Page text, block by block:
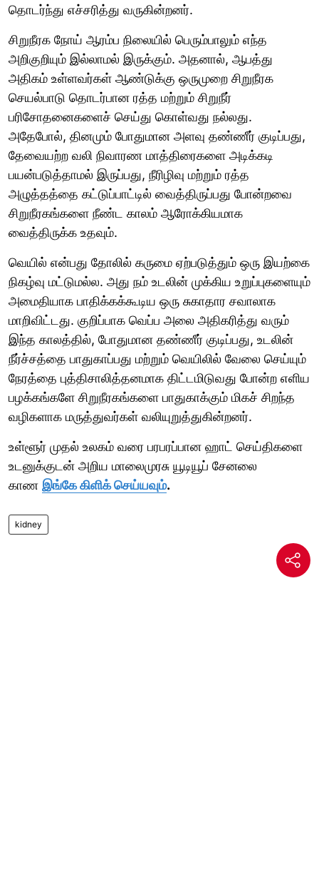
தொடர்ந்து எச்சரித்து வருகின்றனர்.
சிறுநீரக நோய் ஆரம்ப நிலையில் பெரும்பாலும் எந்த
அறிகுறியும் இல்லாமல் இருக்கும். அதனால், ஆபத்து
அதிகம் உள்ளவர்கள் ஆண்டுக்கு ஒருமுறை சிறுநீரக
செயல்பாடு தொடர்பான ரத்த மற்றும் சிறுநீர்
பரிசோதனைகளைச் செய்து கொள்வது நல்லது.
அதேபோல், தினமும் போதுமான அளவு தண்ணீர் குடிப்பது,
தேவையற்ற வலி நிவாரண மாத்திரைகளை அடிக்கடி
பயன்படுத்தாமல் இருப்பது, நீரிழிவு மற்றும் ரத்த
அழுத்தத்தை கட்டுப்பாட்டில் வைத்திருப்பது போன்றவை
சிறுநீரகங்களை நீண்ட காலம் ஆரோக்கியமாக
வைத்திருக்க உதவும்.
வெயில் என்பது தோலில் கருமை ஏற்படுத்தும் ஒரு இயற்கை
நிகழ்வு மட்டுமல்ல. அது நம் உடலின் முக்கிய உறுப்புகளையும்
அமைதியாக பாதிக்கக்கூடிய ஒரு சுகாதார சவாலாக
மாறிவிட்டது. குறிப்பாக வெப்ப அலை அதிகரித்து வரும்
இந்த காலத்தில், போதுமான தண்ணீர் குடிப்பது, உடலின்
நீர்ச்சத்தை பாதுகாப்பது மற்றும் வெயிலில் வேலை செய்யும்
நேரத்தை புத்திசாலித்தனமாக திட்டமிடுவது போன்ற எளிய
பழக்கங்களே சிறுநீரகங்களை பாதுகாக்கும் மிகச் சிறந்த
வழிகளாக மருத்துவர்கள் வலியுறுத்துகின்றனர்.
உள்ளூர் முதல் உலகம் வரை பரபரப்பான ஹாட் செய்திகளை
உடனுக்குடன் அறிய மாலைமுரசு யூடியூப் சேனலை
காண இங்கே கிளிக் செய்யவும்.
kidney